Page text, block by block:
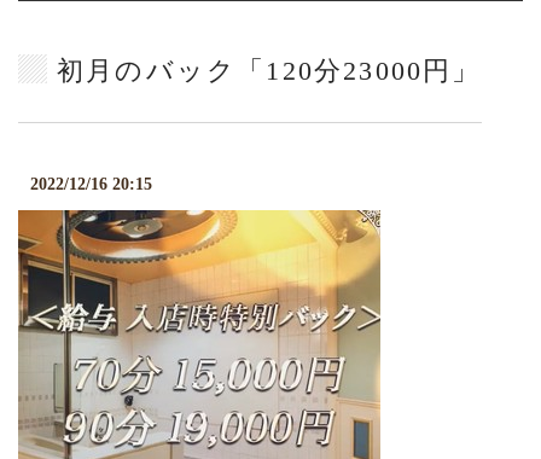
初月のバック「120分23000円」
2022/12/16 20:15